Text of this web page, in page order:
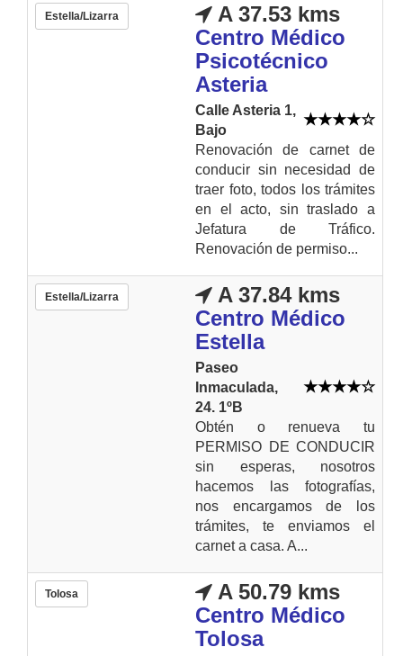
Estella/Lizarra
A 37.53 kms
Centro Médico
Psicotécnico
Asteria
Calle Asteria 1,
Bajo
Renovación de carnet de
conducir sin necesidad de
traer foto, todos los trámites
en el acto, sin traslado a
Jefatura de Tráfico.
Renovación de permiso...
Estella/Lizarra
A 37.84 kms
Centro Médico
Estella
Paseo
Inmaculada,
24. 1ºB
Obtén o renueva tu
PERMISO DE CONDUCIR
sin esperas, nosotros
hacemos las fotografías,
nos encargamos de los
trámites, te enviamos el
carnet a casa. A...
Tolosa
A 50.79 kms
Centro Médico
Tolosa